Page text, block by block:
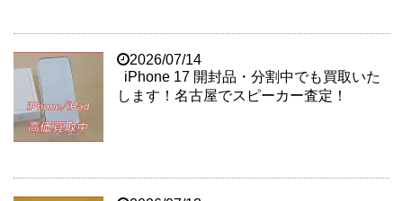
2026/07/14
iPhone 17 開封品・分割中でも買取いた
します！名古屋でスピーカー査定！